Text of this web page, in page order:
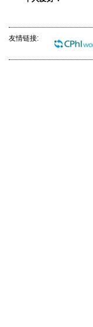
友情链接: